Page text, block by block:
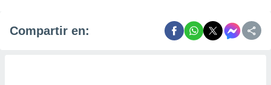
Compartir en: